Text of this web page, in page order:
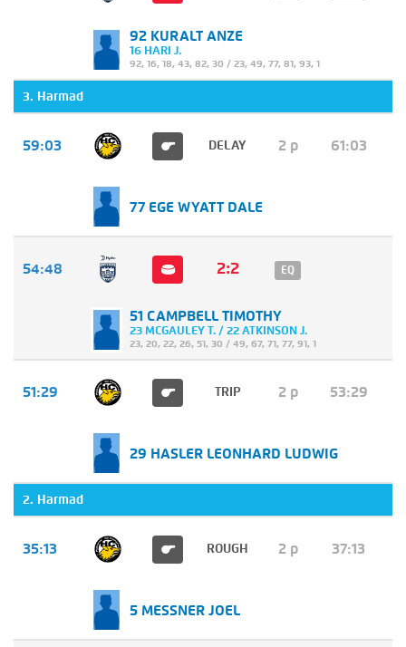
92 KURALT ANZE
16 HARI J.
92, 16, 18, 43, 82, 30 / 23, 49, 77, 81, 93, 1
3. Harmad
59:03 DELAY 2 p 61:03
77 EGE WYATT DALE
54:48 2:2 EQ
51 CAMPBELL TIMOTHY
23 MCGAULEY T. / 22 ATKINSON J.
23, 20, 22, 26, 51, 30 / 49, 67, 71, 77, 91, 1
51:29 TRIP 2 p 53:29
29 HASLER LEONHARD LUDWIG
2. Harmad
35:13 ROUGH 2 p 37:13
5 MESSNER JOEL